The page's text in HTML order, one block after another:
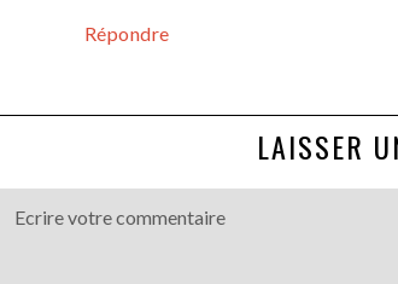
Répondre
LAISSER